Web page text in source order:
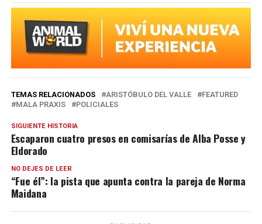
TEMAS RELACIONADOS ARISTÓBULO DEL VALLE
FEATURED
MALA PRAXIS
POLICIALES
SIGUIENTE HISTORIA
Escaparon cuatro presos en comisarías de Alba Posse y
Eldorado
NO DEJES DE LEER
“Fue él”: la pista que apunta contra la pareja de Norma
Maidana